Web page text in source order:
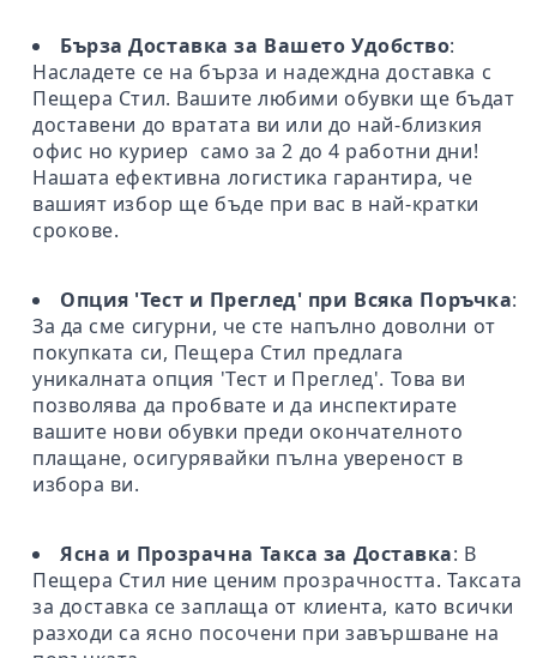
Бърза Доставка за Вашето Удобство:
Насладете се на бърза и надеждна доставка с
Пещера Стил. Вашите любими обувки ще бъдат
доставени до вратата ви или до най-близкия
офис но куриер само за 2 до 4 работни дни!
Нашата ефективна логистика гарантира, че
вашият избор ще бъде при вас в най-кратки
срокове.
Опция 'Тест и Преглед' при Всяка Поръчка:
За да сме сигурни, че сте напълно доволни от
покупката си, Пещера Стил предлага
уникалната опция 'Тест и Преглед'. Това ви
позволява да пробвате и да инспектирате
вашите нови обувки преди окончателното
плащане, осигурявайки пълна увереност в
избора ви.
Ясна и Прозрачна Такса за Доставка: В
Пещера Стил ние ценим прозрачността. Таксата
за доставка се заплаща от клиента, като всички
разходи са ясно посочени при завършване на